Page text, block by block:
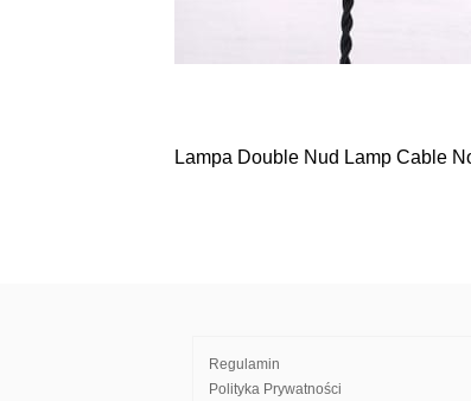
Nawigacja
Lampa Double Nud Lamp Cable
Regulamin
Polityka Prywatności